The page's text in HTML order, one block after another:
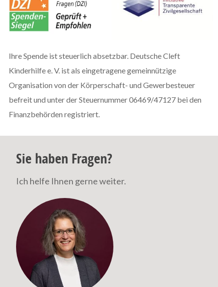
Ihre Spende ist steuerlich absetzbar. Deutsche Cleft
Kinderhilfe e. V. ist als eingetragene gemeinnützige
Organisation von der Körperschaft- und Gewerbesteuer
befreit und unter der Steuernummer 06469/47127 bei den
Finanzbehörden registriert.
Sie haben Fragen?
Ich helfe Ihnen gerne weiter.